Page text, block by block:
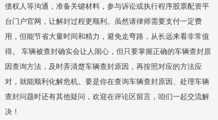
债权人等沟通，准备关键材料，参与诉讼或执行程序股票配资平
台门户官网，让解封过程更顺利。虽然请律师需要支付一定费
用，但能节省大量时间和精力，避免走弯路，从长远来看非常值
得。 车辆被查封确实会让人闹心，但只要掌握正确的车辆查封原
因查询方法，及时弄清楚车辆查封原因，再按照对应的方法应
对，就能顺利化解危机。要是你在查询车辆查封原因、处理车辆
查封问题时还有其他疑问，欢迎在评论区留言，咱们一起交流解
决！